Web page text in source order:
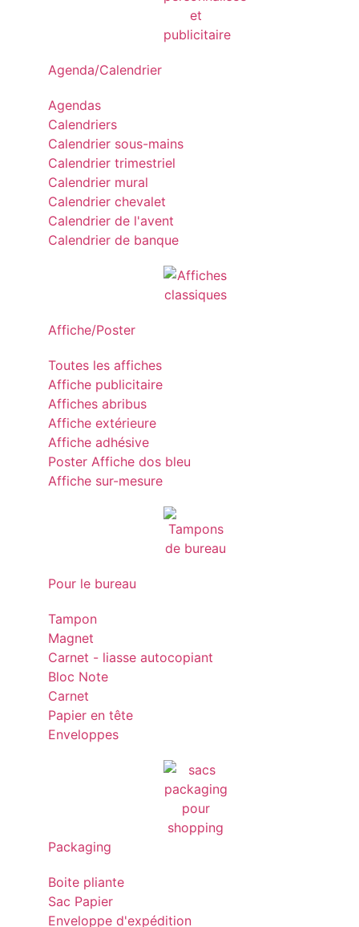
Agenda/Calendrier
Agendas
Calendriers
Calendrier sous-mains
Calendrier trimestriel
Calendrier mural
Calendrier chevalet
Calendrier de l'avent
Calendrier de banque
Affiche/Poster
Toutes les affiches
Affiche publicitaire
Affiches abribus
Affiche extérieure
Affiche adhésive
Poster Affiche dos bleu
Affiche sur-mesure
Pour le bureau
Tampon
Magnet
Carnet - liasse autocopiant
Bloc Note
Carnet
Papier en tête
Enveloppes
Packaging
Boite pliante
Sac Papier
Enveloppe d'expédition